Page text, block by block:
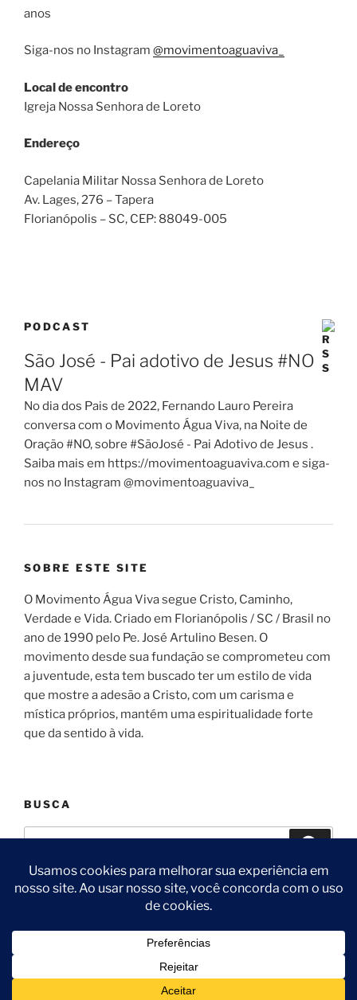
anos
Siga-nos no Instagram @movimentoaguaviva_
Local de encontro
Igreja Nossa Senhora de Loreto
Endereço
Capelania Militar Nossa Senhora de Loreto
Av. Lages, 276 – Tapera
Florianópolis – SC, CEP: 88049-005
PODCAST
São José - Pai adotivo de Jesus #NO
MAV
No dia dos Pais de 2022, Fernando Lauro Pereira
conversa com o Movimento Água Viva, na Noite de
Oração #NO, sobre #SãoJosé - Pai Adotivo de Jesus .
Saiba mais em https://movimentoaguaviva.com e siga-
nos no Instagram @movimentoaguaviva_
SOBRE ESTE SITE
O Movimento Água Viva segue Cristo, Caminho,
Verdade e Vida. Criado em Florianópolis / SC / Brasil no
ano de 1990 pelo Pe. José Artulino Besen. O
movimento desde sua fundação se comprometeu com
a juventude, esta tem buscado ter um estilo de vida
que mostre a adesão a Cristo, com um carisma e
mística próprios, mantém uma espiritualidade forte
que da sentido à vida.
BUSCA
Pesquisar
FacebookInstagramTwitter Spotify Podcast
Orgulhosamente desenvolvido com WordPress